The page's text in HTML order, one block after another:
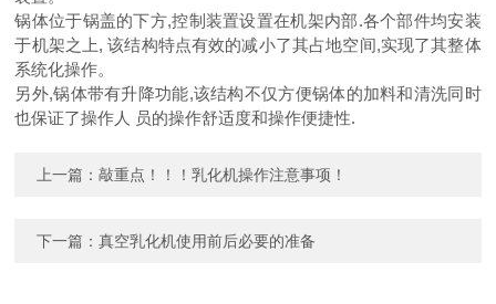
锅体位于锅盖的下方,控制装置设置在机架内部.各个部件均安装
于机架之上, 该结构特点有效的减小了其占地空间,实现了其整体
系统化操作。
另外,锅体带有升降功能,该结构不仅方便锅体的加料和清洗同时
也保证了操作人 员的操作舒适度和操作便捷性.
上一篇：敲重点！！！乳化机操作注意事项！
下一篇：真空乳化机使用前后必要的准备